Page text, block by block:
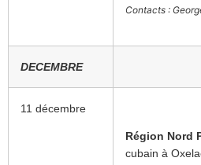
Contacts :
DECEMBRE
11 décembre
Région Nord
cubain à